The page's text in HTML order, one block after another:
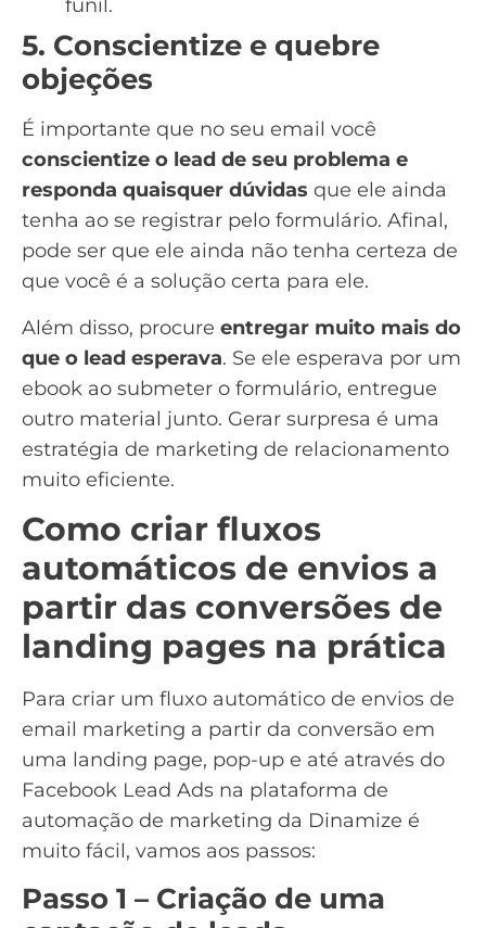
funil.
5. Conscientize e quebre
objeções
É importante que no seu email você
conscientize o lead de seu problema e
responda quaisquer dúvidas que ele ainda
tenha ao se registrar pelo formulário. Afinal,
pode ser que ele ainda não tenha certeza de
que você é a solução certa para ele.
Além disso, procure entregar muito mais do
que o lead esperava. Se ele esperava por um
ebook ao submeter o formulário, entregue
outro material junto. Gerar surpresa é uma
estratégia de marketing de relacionamento
muito eficiente.
Como criar fluxos
automáticos de envios a
partir das conversões de
landing pages na prática
Para criar um fluxo automático de envios de
email marketing a partir da conversão em
uma landing page, pop-up e até através do
Facebook Lead Ads na plataforma de
automação de marketing da Dinamize é
muito fácil, vamos aos passos:
Passo 1 – Criação de uma